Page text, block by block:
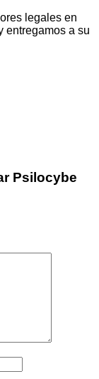
legales en
entregamos a su
Psilocybe